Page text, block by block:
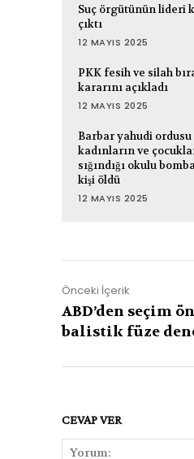
Suç örgütünün lideri
çıktı
12 MAYIS 2025
PKK fesih ve silah
kararını açıkladı
12 MAYIS 2025
Barbar yahudi
kadınların ve
sığındığı okulu
kişi öldü
12 MAYIS 2025
Önceki İçerik
ABD’den seçim
balistik füze
CEVAP VER